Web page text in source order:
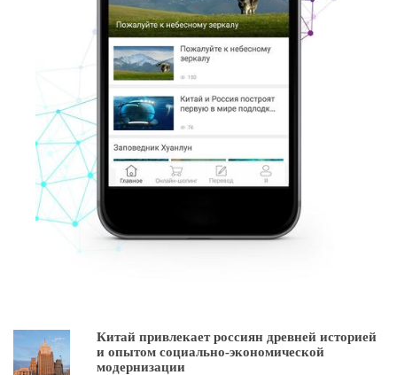
Китай привлекает россиян древней историей
и опытом социально-экономической
модернизации